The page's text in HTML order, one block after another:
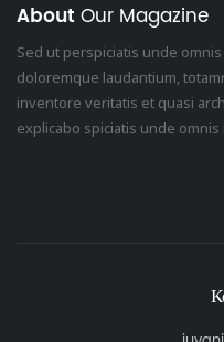
About Our Magazine
Sed ut perspiciatis unde
doloremque laudantium,
inventore veritatis et quasi
explicabo spiciatis unde